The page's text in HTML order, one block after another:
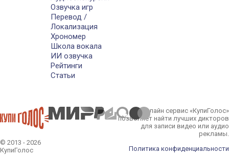
Озвучка игр
Перевод /
Локализация
Хрономер
Школа вокала
ИИ озвучка
Рейтинги
Статьи
© 2013 - 2026
КупиГолос
Онлайн сервис «КупиГолос»
позволяет найти лучших дикторов
для записи видео или аудио
рекламы.
Политика конфиденциальности